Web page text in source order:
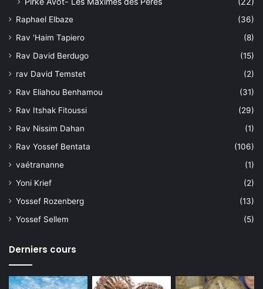
Raphael Elbaze
(36)
Rav 'Haim Tapiero
(8)
Rav David Berdugo
(15)
rav David Temstet
(2)
Rav Eliahou Benhamou
(31)
Rav Itshak Fitoussi
(29)
Rav Nissim Dahan
(1)
Rav Yossef Bentata
(106)
vaétrananne
(1)
Yoni Krief
(2)
Yossef Rozenberg
(13)
Yossef Sellem
(5)
Derniers cours